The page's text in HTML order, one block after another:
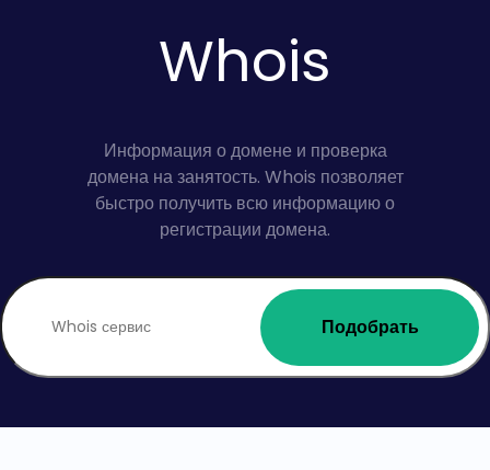
Whois
Информация о домене и проверка
домена на занятость. Whois позволяет
быстро получить всю информацию о
регистрации домена.
Подобрать